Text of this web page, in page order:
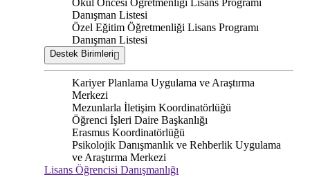
Okul Öncesi Öğretmenliği Lisans Programı
Danışman Listesi
Özel Eğitim Öğretmenliği Lisans Programı
Danışman Listesi
Destek Birimleri
Kariyer Planlama Uygulama ve Araştırma
Merkezi
Mezunlarla İletişim Koordinatörlüğü
Öğrenci İşleri Daire Başkanlığı
Erasmus Koordinatörlüğü
Psikolojik Danışmanlık ve Rehberlik Uygulama
ve Araştırma Merkezi
Lisans Öğrencisi Danışmanlığı